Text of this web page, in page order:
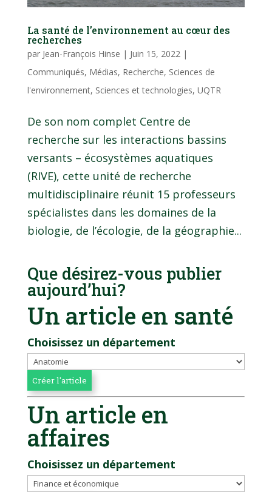
La santé de l’environnement au cœur des
recherches
par Jean-François Hinse | Juin 15, 2022|
Communiqués, Médias, Recherche, Sciences de
l'environnement, Sciences et technologies, UQTR
De son nom complet Centre de
recherche sur les interactions bassins
versants – écosystèmes aquatiques
(RIVE), cette unité de recherche
multidisciplinaire réunit 15 professeurs
spécialistes dans les domaines de la
biologie, de l’écologie, de la géographie...
Que désirez-vous publier
aujourd’hui?
Un article en santé
Choisissez un département
Un article en
affaires
Choisissez un département